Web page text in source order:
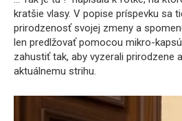
kratšie vlasy. V popise príspevku sa
prirodzenosť svojej zmeny a
len predlžovať pomocou mikro-
zahustiť tak, aby vyzerali prirodzene
aktuálnemu strihu.